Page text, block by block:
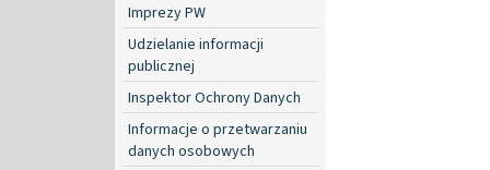
Imprezy PW
Udzielanie informacji
publicznej
Inspektor Ochrony Danych
Informacje o przetwarzaniu
danych osobowych